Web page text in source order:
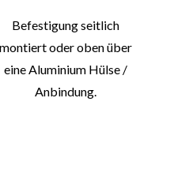
Befestigung seitlich
montiert oder oben über
eine Aluminium Hülse /
Anbindung.